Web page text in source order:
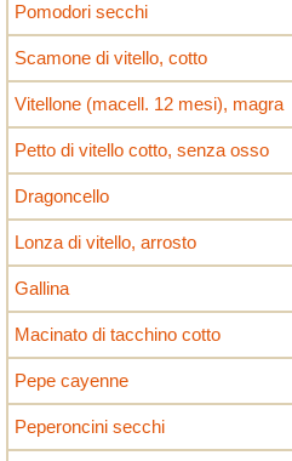
Pomodori secchi
Scamone di vitello, cotto
Vitellone (macell. 12 mesi), magra
Petto di vitello cotto, senza osso
Dragoncello
Lonza di vitello, arrosto
Gallina
Macinato di tacchino cotto
Pepe cayenne
Peperoncini secchi